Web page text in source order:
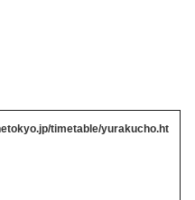
timetable/yurakucho.ht